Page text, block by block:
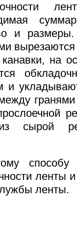
и
на
и
сырой
ленты
ленты.